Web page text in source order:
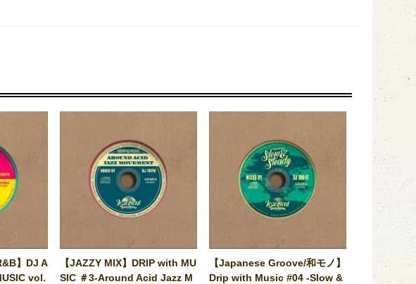
】DJ A
vol.
【JAZZY MIX】DRIP with MU
SIC ＃3-Around Acid Jazz M
【Japanese Groove/和モノ】
Drip with Music #04 -Slow &